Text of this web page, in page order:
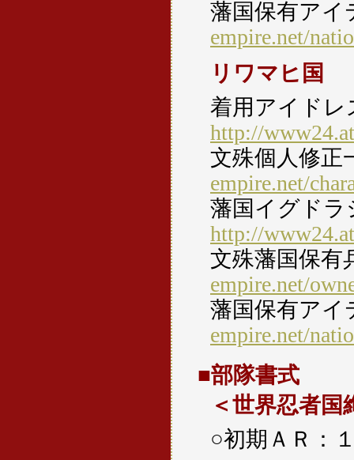
藩国保有アイ
empire.net/
リワマヒ国
着用アイドレ
http://
文殊個人修正
empire.net/
藩国イグドラ
http://
文殊藩国保有
empire.net/
藩国保有アイ
empire.net/
■部隊書式
＜世界忍者国
○初期ＡＲ：